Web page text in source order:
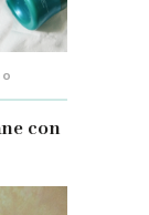
con